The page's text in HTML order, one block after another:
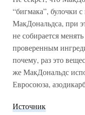
“бигмака”, булочки
МакДональдса, при
не собирается
проверенным
почему, раз это
же МакДональдс
Евросоюза,
Источник